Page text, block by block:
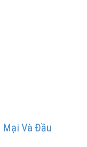
Mại Và Đầu